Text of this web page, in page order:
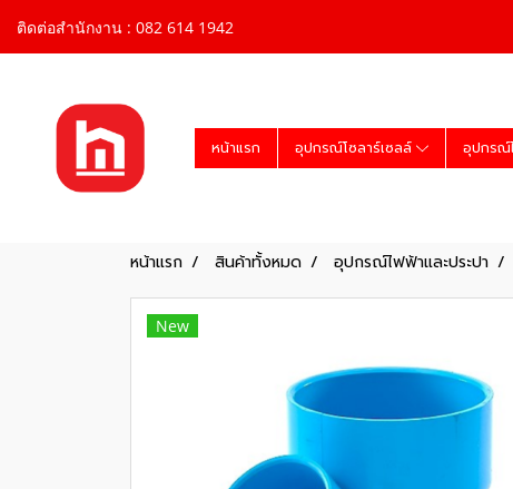
ติดต่อสำนักงาน : 082 614 1942
หน้าแรก อุปกรณ์โซลาร์เซลล์ อุปกรณ์
หน้าแรก สินค้าทั้งหมด อุปกรณ์ไฟฟ้าและประปา
New